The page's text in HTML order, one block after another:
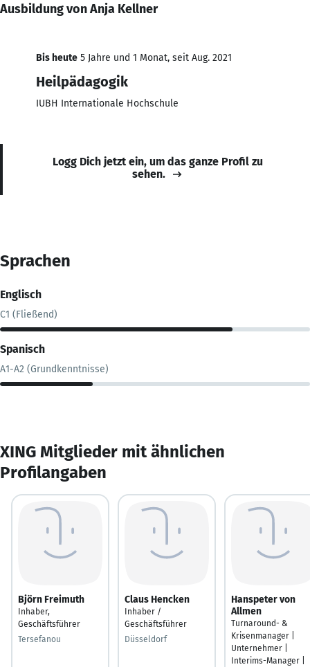
Ausbildung von Anja Kellner
Bis heute 5 Jahre und 1 Monat, seit Aug. 2021
Heilpädagogik
IUBH Internationale Hochschule
Logg Dich jetzt ein, um das ganze Profil zu
sehen.
Sprachen
Englisch
C1 (Fließend)
Spanisch
A1-A2 (Grundkenntnisse)
XING Mitglieder mit ähnlichen
Profilangaben
Björn Freimuth
Inhaber,
Geschäftsführer
Tersefanou
Claus Hencken
Inhaber /
Geschäftsführer
Düsseldorf
Hanspeter von
Allmen
Turnaround- &
Krisenmanager |
Unternehmer |
Interims-Manager |